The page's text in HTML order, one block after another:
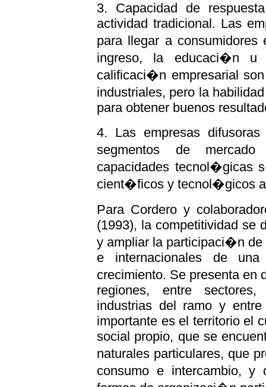
3. Capacidad de
actividad tradicional. Las
para llegar a
ingreso, la educaci�n u
calificaci�n empresarial
industriales, pero la
para obtener buenos
4. Las empresas
segmentos de
capacidades tecnol�gicas
cient�ficos y tecnol�gicos
Para Cordero y
(1993), la competitividad se
y ampliar la participaci�n de
e internacionales de
crecimiento. Se presenta
regiones, entre
industrias del ramo y
importante es el territorio el
social propio, que se
naturales particulares, que
consumo e intercambio,